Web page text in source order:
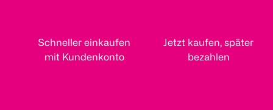
Schneller einkaufen
mit Kundenkonto
Jetzt kaufen, später
bezahlen